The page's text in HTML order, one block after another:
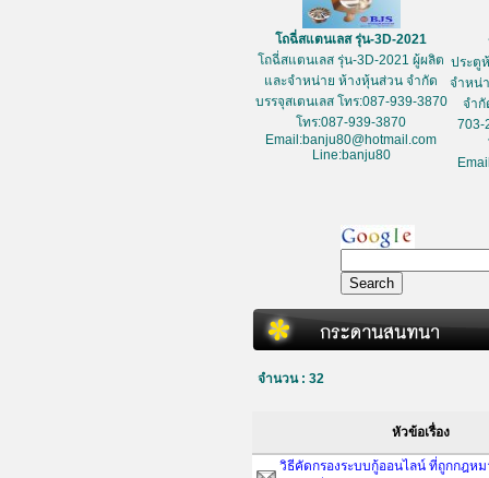
โถฉี่สแตนเลส รุ่น-3D-2021
โถฉี่สแตนเลส รุ่น-3D-2021 ผู้ผลิต
และจำหน่าย ห้างหุ้นส่วน จำกัด
บรรจุสเตนเลส โทร:087-939-3870
โทร:087-939-3870
Email:banju80@hotmail.com
Line:banju80
ประตู
จำหน่
จำกั
703-
จำนวน : 32
หัวข้อเรื่อง
วิธีคัดกรองระบบกู้ออนไลน์ ที่ถูกกฎหม